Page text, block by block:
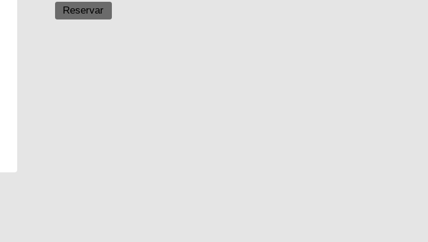
Reservar